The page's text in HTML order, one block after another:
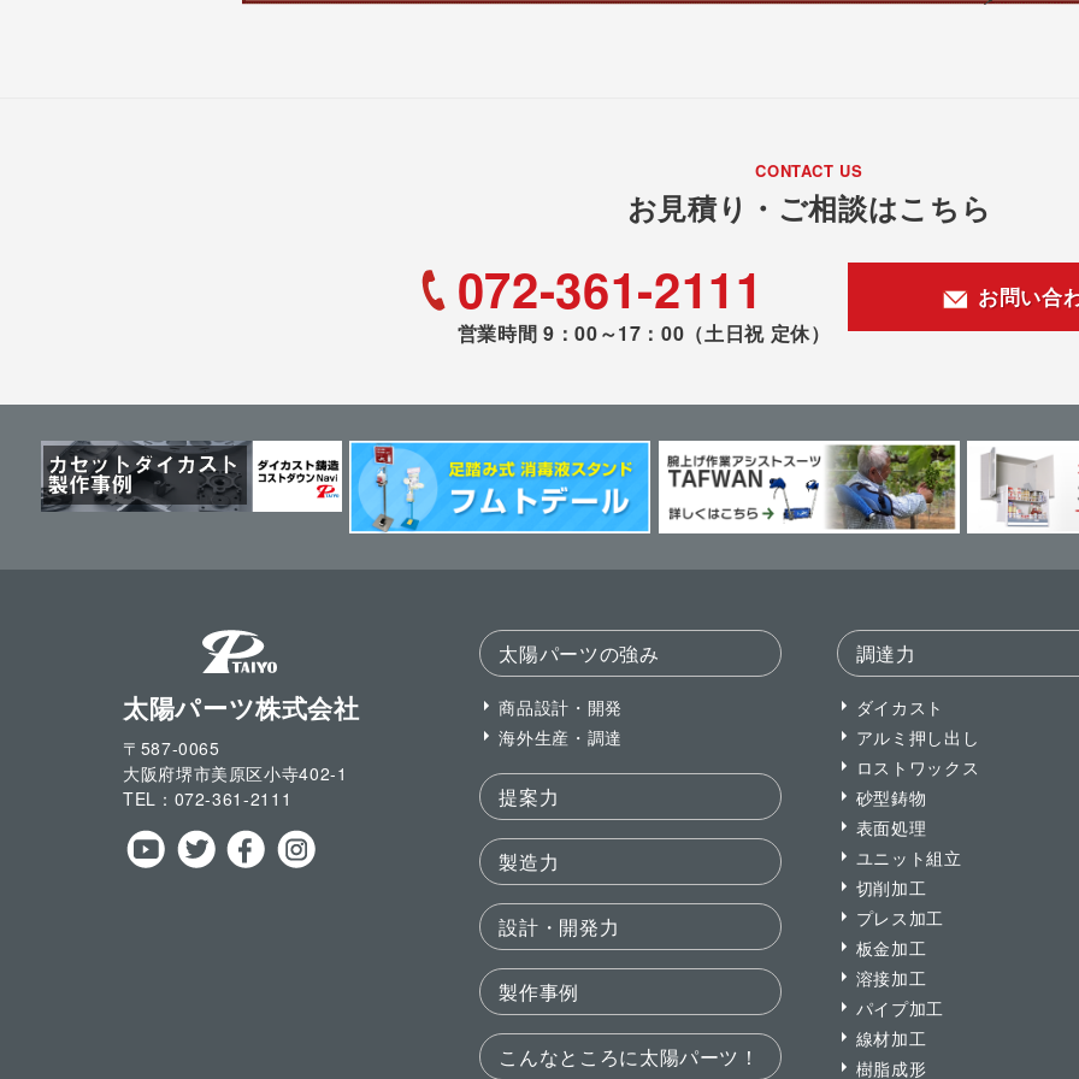
CONTACT US
お見積り・ご相談はこちら
072-361-2111
営業時間 9：00～17：00 （土日祝 定休）
お問い合
太陽パーツ株式会社
〒587-0065
大阪府堺市美原区小寺402-1
TEL： 072-361-2111
太陽パーツの強み
商品設計・開発
海外生産・調達
提案力
製造力
設計・開発力
製作事例
こんなところに太陽パーツ！
調達力
ダイカスト
アルミ押し出し
ロストワックス
砂型鋳物
表面処理
ユニット組立
切削加工
プレス加工
板金加工
溶接加工
パイプ加工
線材加工
樹脂成形